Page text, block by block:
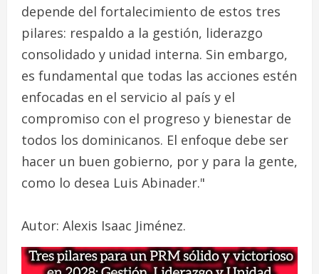
depende del fortalecimiento de estos tres
pilares: respaldo a la gestión, liderazgo
consolidado y unidad interna. Sin embargo,
es fundamental que todas las acciones estén
enfocadas en el servicio al país y el
compromiso con el progreso y bienestar de
todos los dominicanos. El enfoque debe ser
hacer un buen gobierno, por y para la gente,
como lo desea Luis Abinader."
Autor: Alexis Isaac Jiménez.